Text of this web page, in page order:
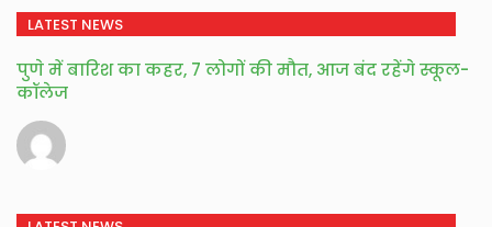
LATEST NEWS
पुणे में बारिश का कहर, 7 लोगों की मौत, आज बंद रहेंगे स्कूल-
कॉलेज